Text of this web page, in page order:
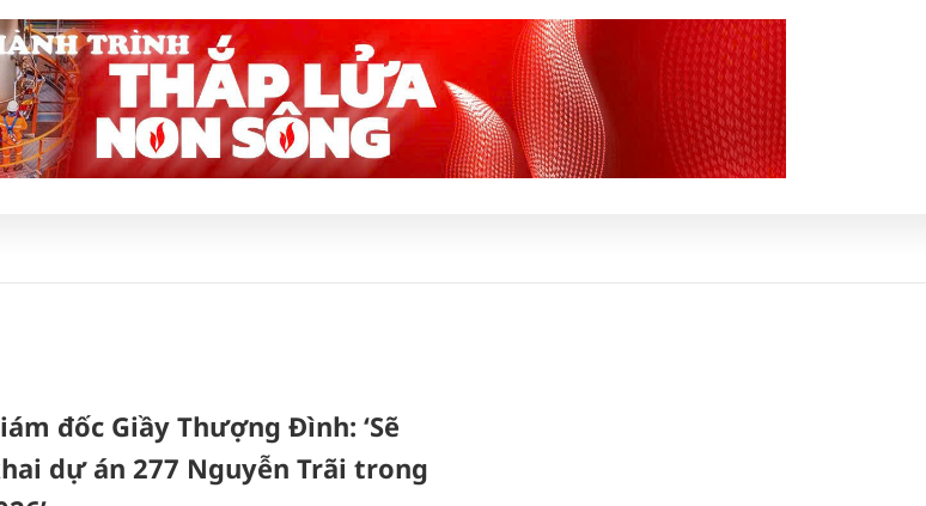
đốc Giầy Thượng Đình: ‘Sẽ
dự án 277 Nguyễn Trãi trong